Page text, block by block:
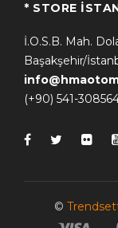
* STORE
İ.O.S.B. Mah.
Başakşehir/
(+90) 541-
©